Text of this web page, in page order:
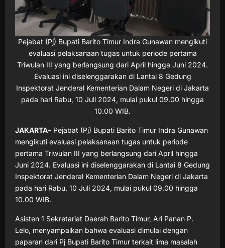
Pejabat (Pj) Bupati Barito Timur Indra Gunawan mengikuti
evaluasi pelaksanaan tugas untuk periode pertama
Triwulan III yang berlangsung dari April hingga Juni 2024.
Evaluasi ini diselenggarakan di Lantai 8 Gedung
Inspektorat Jenderal Kementerian Dalam Negeri di Jakarta
pada hari Rabu, 10 Juli 2024, mulai pukul 09.00 hingga
10.00 WIB.
JAKARTA– Pejabat (Pj) Bupati Barito Timur Indra Gunawan
mengikuti evaluasi pelaksanaan tugas untuk periode
pertama Triwulan III yang berlangsung dari April hingga
Juni 2024. Evaluasi ini diselenggarakan di Lantai 8 Gedung
Inspektorat Jenderal Kementerian Dalam Negeri di Jakarta
pada hari Rabu, 10 Juli 2024, mulai pukul 09.00 hingga
10.00 WIB.
Asisten 1 Sekretariat Daerah Barito Timur, Ari Panan P.
Lelo, menyampaikan bahwa evaluasi dimulai dengan
paparan dari Pj Bupati Barito Timur terkait lima masalah